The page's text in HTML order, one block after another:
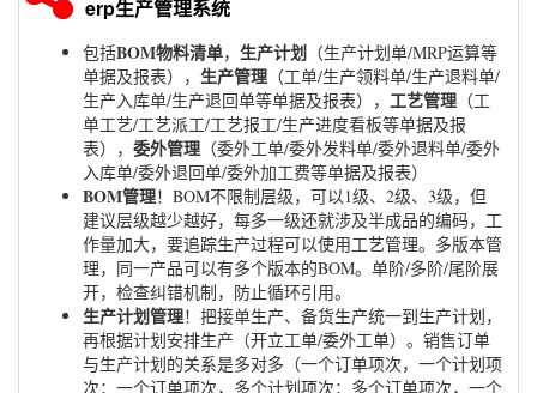
erp生产管理系统
包括BOM物料清单， 生产计划 （生产计划单/MRP运算等
单据及报表）， 生产管理 （工单/生产领料单/生产退料单/
生产入库单/生产退回单等单据及报表）， 工艺管理 （工
单工艺/工艺派工/工艺报工/生产进度看板等单据及报
表）， 委外管理 （委外工单/委外发料单/委外退料单/委外
入库单/委外退回单/委外加工费等单据及报表）
BOM管理！BOM不限制层级，可以1级、2级、3级，但
建议层级越少越好，每多一级还就涉及半成品的编码，工
作量加大，要追踪生产过程可以使用工艺管理。多版本管
理，同一产品可以有多个版本的BOM。单阶/多阶/尾阶展
开，检查纠错机制，防止循环引用。
生产计划管理！把接单生产、备货生产统一到生产计划，
再根据计划安排生产（开立工单/委外工单）。销售订单
与生产计划的关系是多对多（一个订单项次，一个计划项
次；一个订单项次，多个计划项次；多个订单项次，一个